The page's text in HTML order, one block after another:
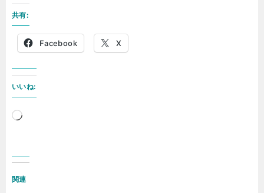
共有:
Facebook X
いいね:
読
関連